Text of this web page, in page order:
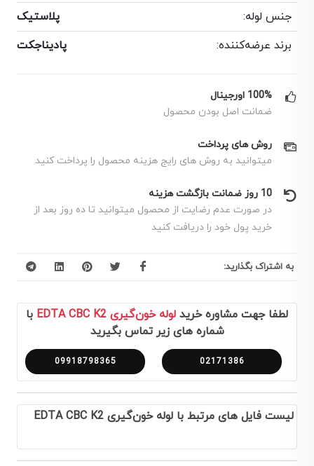
جنس لوله:
پلاستیک
برند عرضه‌کننده:
پادیناجکت
100% اورجینال
ضمانت اصل بودن محصول
روش های پرداخت
میتوانید به روش های رایج هزینه محصول را پرداخت کنید
10 روز ضمانت بازگشت هزینه
در صورت عدم رضایت از محصول میتوانید تا ده روز بعد از
خرید پول خود را دریافت کنید
به اشتراک بگذارید:
لطفا جهت مشاوره خرید لوله خون‌گیری EDTA CBC K2
با
شماره های زیر تماس بگیرید
02171386
09918798365
لیست فایل های مرتبط با لوله خون‌گیری EDTA CBC K2